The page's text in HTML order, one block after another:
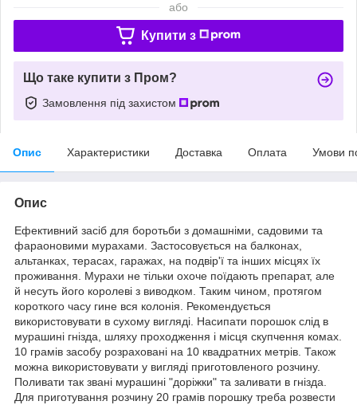
або
Купити з
Що таке купити з Пром?
Замовлення під захистом
Опис Характеристики Доставка Оплата Умови
Опис
Ефективний засіб для боротьби з домашніми, садовими та
фараоновими мурахами. Застосовується на балконах,
альтанках, терасах, гаражах, на подвір'ї та інших місцях їх
проживання. Мурахи не тільки охоче поїдають препарат, але
й несуть його королеві з виводком. Таким чином, протягом
короткого часу гине вся колонія. Рекомендується
використовувати в сухому вигляді. Насипати порошок слід в
мурашині гнізда, шляху проходження і місця скупчення комах.
10 грамів засобу розраховані на 10 квадратних метрів. Також
можна використовувати у вигляді приготовленого розчину.
Поливати так звані мурашині "доріжки" та заливати в гнізда.
Для приготування розчину 20 грамів порошку треба розвести